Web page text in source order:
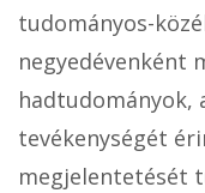
tudományos-
negyedévenként
hadtudományok,
tevékenységét
megjelentetését